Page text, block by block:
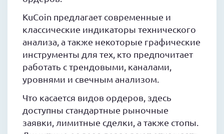
KuCoin предлагает современные и
классические индикаторы технического
анализа, а также некоторые графические
инструменты для тех, кто предпочитает
работать с трендовыми, каналами,
уровнями и свечным анализом.
Что касается видов ордеров, здесь
доступны стандартные рыночные
заявки, лимитные сделки, а также стопы.